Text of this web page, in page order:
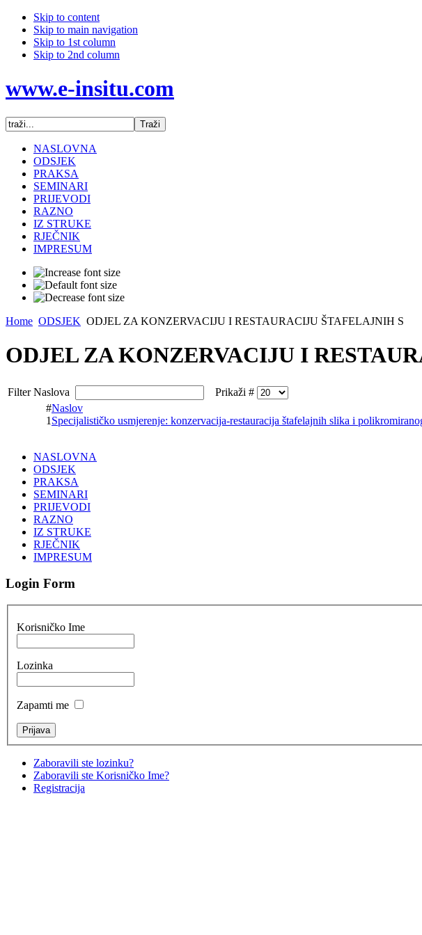
Skip to content
Skip to main navigation
Skip to 1st column
Skip to 2nd column
www.e-insitu.com
NASLOVNA
ODSJEK
PRAKSA
SEMINARI
PRIJEVODI
RAZNO
IZ STRUKE
RJEČNIK
IMPRESUM
Home ODSJEK ODJEL ZA KONZERVACIJU I RESTAURACIJU ŠTAFELAJNIH S
ODJEL ZA KONZERVACIJU I
Filter Naslova
Prikaži #
#Naslov
1 Specijalističko usmjerenje: konzervacija-restauracija štafelajnih slika i
NASLOVNA
ODSJEK
PRAKSA
SEMINARI
PRIJEVODI
RAZNO
IZ STRUKE
RJEČNIK
IMPRESUM
Login Form
Korisničko Ime
Lozinka
Zapamti me
Zaboravili ste lozinku?
Zaboravili ste Korisničko Ime?
Registracija